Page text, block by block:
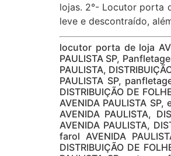
lojas. 2°- Locutor porta
leve e descontraído,
locutor porta de loja
PAULISTA SP,
PAULISTA,
PAULISTA SP,
DISTRIBUIÇÃO DE
AVENIDA PAULISTA
AVENIDA PAULISTA,
AVENIDA PAULISTA,
farol AVENIDA
DISTRIBUIÇÃO DE